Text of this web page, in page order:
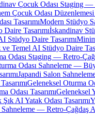
Çocuk Odası Staging
Çocuk Odası
TasarımıModern Stüdyo
Tasarımıİskandinav
Stüdyo Daire Tasarımı
Temel AI Stüdyo Daire
Odası Staging — Retro-
Odası Sahneleme —
Japandi Salon
Geleneksel Oturma
Odası TasarımıGeleneksel
AI Yatak Odası Tasarımı
— Retro-Çağdaş